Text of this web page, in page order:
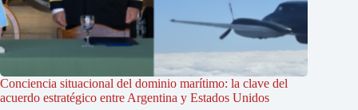
Conciencia situacional del dominio marítimo: la clave del
acuerdo estratégico entre Argentina y Estados Unidos